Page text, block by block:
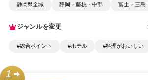
静岡県全域 静岡・藤枝・中部 富士・三島
ジャンルを変更
#総合ポイント #ホテル #料理がおいしい
1